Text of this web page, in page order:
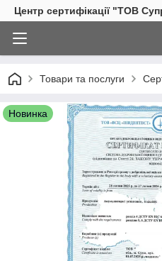
Центр сертифікації "ТОВ
Товари та послуги
Новинка